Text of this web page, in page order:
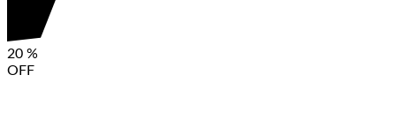
fost:
20 %
OFF